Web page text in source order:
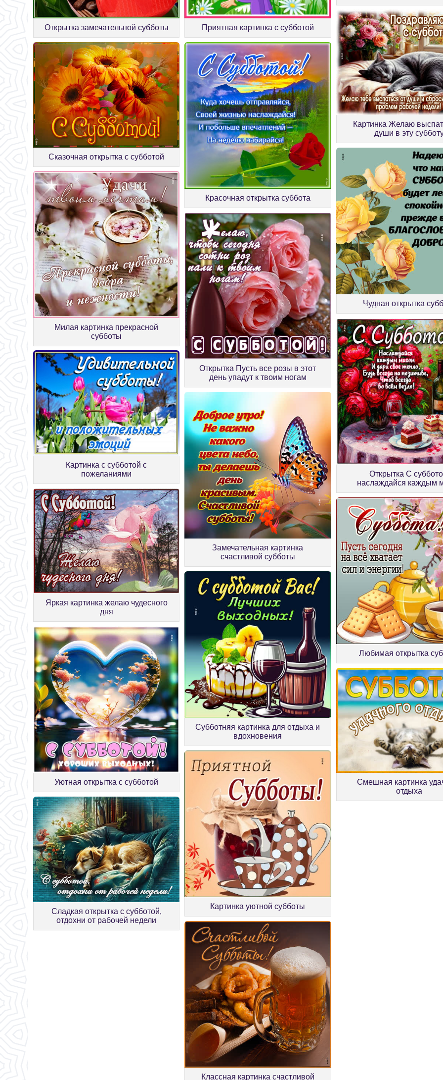
Открытка замечательной субботы Приятная картинка с субботой
Сказочная открытка с субботой
Красочная открытка суббота
Картинка Желаю
души в эту
Милая картинка прекрасной
субботы
Открытка Пусть все розы в этот
день упадут к твоим ногам
Чудная открытка
Картинка с субботой с
пожеланиями
Замечательная картинка
счастливой субботы
Открытка С
наслаждайся каждым
Яркая картинка желаю чудесного
дня
Субботняя картинка для отдыха и
вдохновения
Любимая открытка
Уютная открытка с субботой
Картинка уютной субботы
Смешная картинка
отдыха
Сладкая открытка с субботой,
отдохни от рабочей недели
Классная картинка счастливой